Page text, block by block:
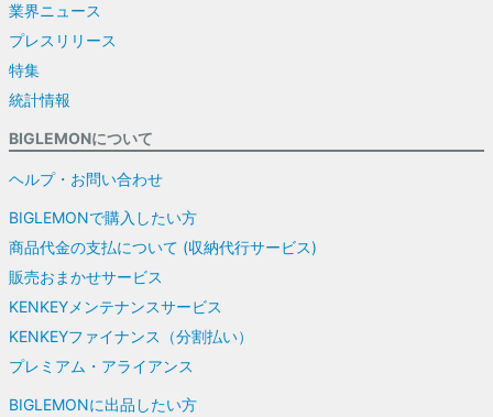
業界ニュース
プレスリリース
特集
統計情報
BIGLEMONについて
ヘルプ・お問い合わせ
BIGLEMONで購入したい方
商品代金の支払について (収納代行サービス)
販売おまかせサービス
KENKEYメンテナンスサービス
KENKEYファイナンス（分割払い）
プレミアム・アライアンス
BIGLEMONに出品したい方